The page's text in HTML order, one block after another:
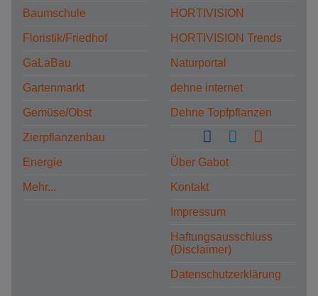
Baumschule
Floristik/Friedhof
GaLaBau
Gartenmarkt
Gemüse/Obst
Zierpflanzenbau
Energie
Mehr...
HORTIVISION
HORTIVISION Trends
Naturportal
dehne internet
Dehne Topfpflanzen
Über Gabot
Kontakt
Impressum
Haftungsausschluss
(Disclaimer)
Datenschutzerklärung